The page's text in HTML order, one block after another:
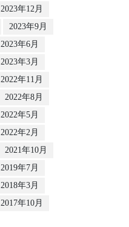
2023年12月
2023年9月
2023年6月
2023年3月
2022年11月
2022年8月
2022年5月
2022年2月
2021年10月
2019年7月
2018年3月
2017年10月